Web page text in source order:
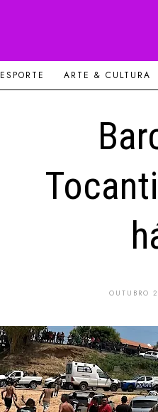
ESPORTE ARTE & CULTURA
OUTUBRO